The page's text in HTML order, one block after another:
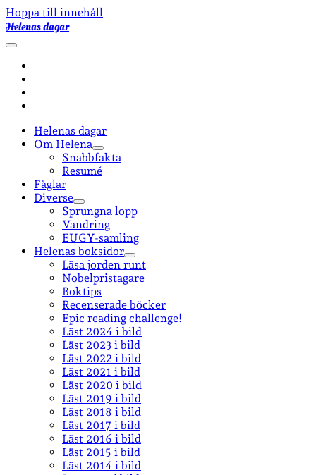
Hoppa till innehåll
Helenas dagar
öppna
Helenas dagar
Om Helena
öppna
undermeny
Snabbfakta
Resumé
Fåglar
Diverse
öppna
undermeny
Sprungna lopp
Vandring
EUGY-samling
Helenas boksidor
öppna
undermeny
Läsa jorden runt
Nobelpristagare
Boktips
Recenserade böcker
Epic reading challenge!
Läst 2024 i bild
Läst 2023 i bild
Läst 2022 i bild
Läst 2021 i bild
Läst 2020 i bild
Läst 2019 i bild
Läst 2018 i bild
Läst 2017 i bild
Läst 2016 i bild
Läst 2015 i bild
Läst 2014 i bild